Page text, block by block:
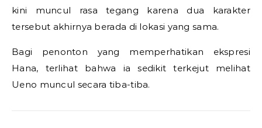
kini muncul rasa tegang karena dua karakter
tersebut akhirnya berada di lokasi yang sama.
Bagi penonton yang memperhatikan ekspresi
Hana, terlihat bahwa ia sedikit terkejut melihat
Ueno muncul secara tiba-tiba.